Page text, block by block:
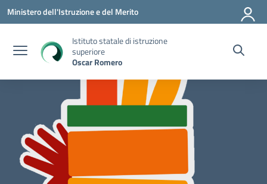
Vai ai contenuti
Vai al menu di navigazione
Vai al footer
Ministero dell'Istruzione e del Merito
Istituto statale di istruzione
superiore
Oscar Romero